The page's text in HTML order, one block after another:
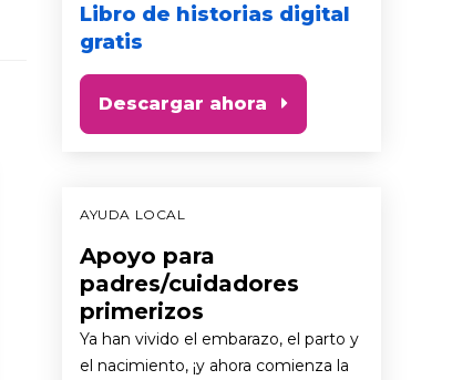
Libro de historias digital
gratis
Descargar ahora
AYUDA LOCAL
Apoyo para
padres/cuidadores
primerizos
Ya han vivido el embarazo, el parto y
el nacimiento, ¡y ahora comienza la